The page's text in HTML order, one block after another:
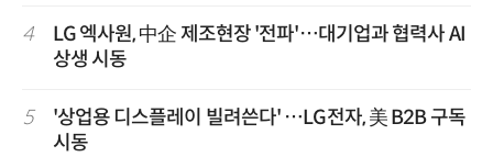
4
LG 엑사원, 中企 제조현장 '전파'…대기업과 협력사 AI
상생 시동
5
'상업용 디스플레이 빌려쓴다' …LG전자, 美 B2B 구독
시동